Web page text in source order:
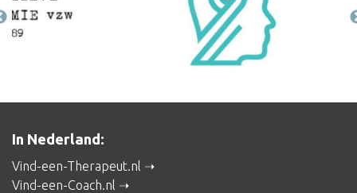
In Nederland:
Vind-een-Therapeut.nl
Vind-een-Coach.nl